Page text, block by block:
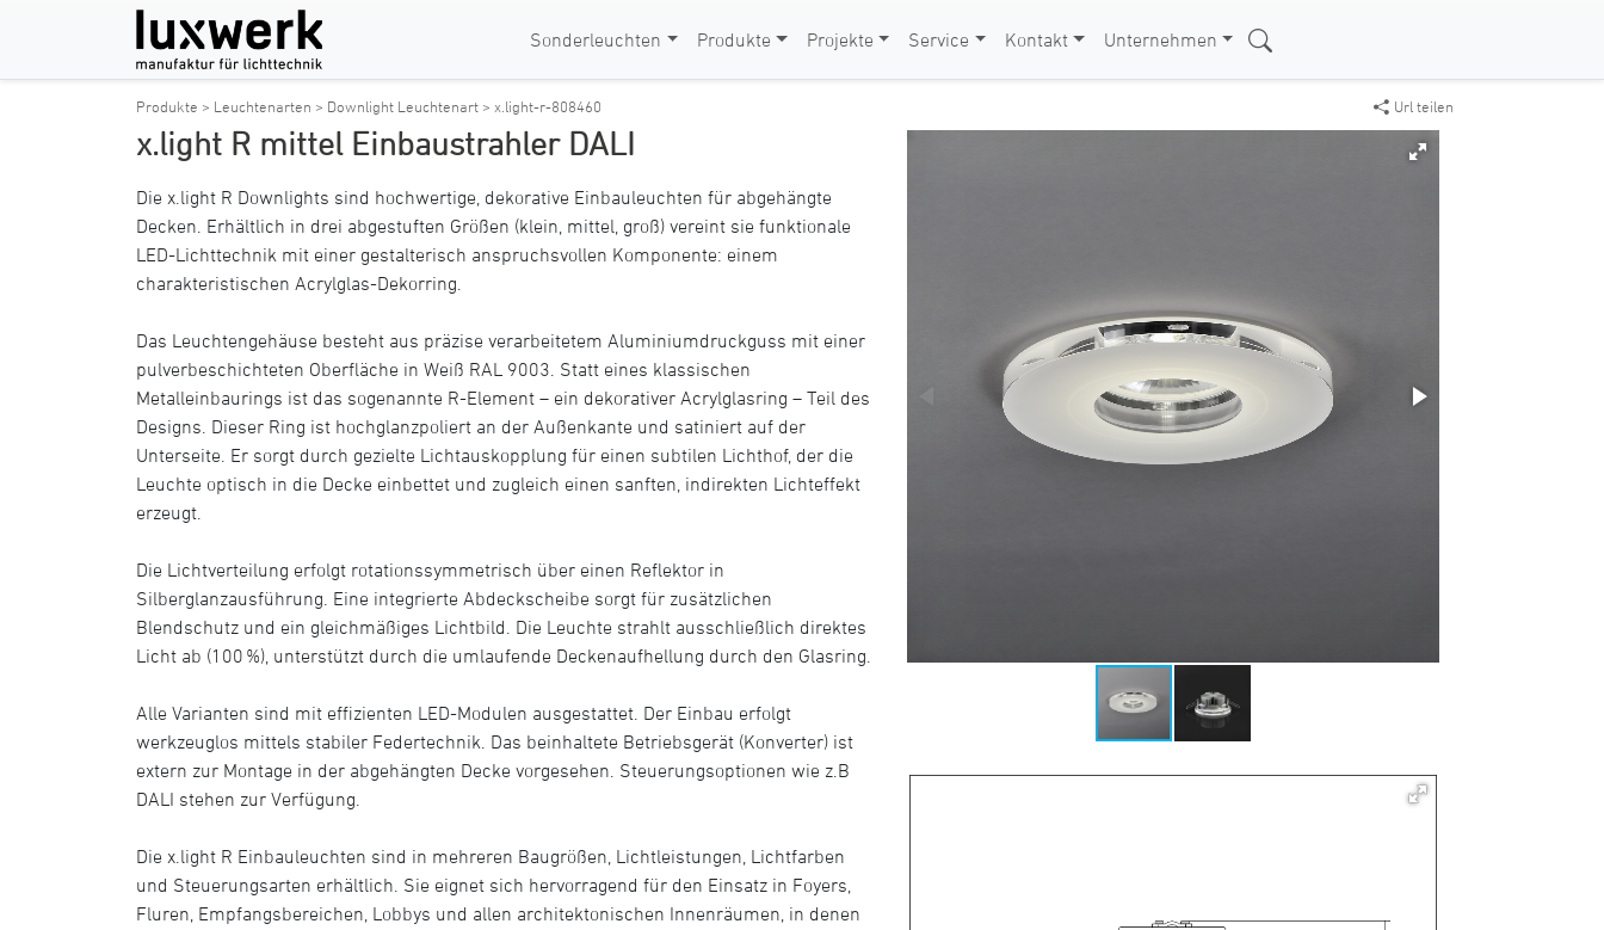
Sonderleuchten Produkte Projekte Service Kontakt Unternehmen
Produkte > Leuchtenarten > Downlight Leuchtenart > x.light-r-808460 Url teilen
x.light R mittel Einbaustrahler DALI
Die x.light R Downlights sind hochwertige, dekorative Einbauleuchten für abgehängte
Decken. Erhältlich in drei abgestuften Größen (klein, mittel, groß) vereint sie funktionale
LED-Lichttechnik mit einer gestalterisch anspruchsvollen Komponente: einem
charakteristischen Acrylglas-Dekorring.
Das Leuchtengehäuse besteht aus präzise verarbeitetem Aluminiumdruckguss mit einer
pulverbeschichteten Oberfläche in Weiß RAL 9003. Statt eines klassischen
Metalleinbaurings ist das sogenannte R-Element – ein dekorativer Acrylglasring – Teil des
Designs. Dieser Ring ist hochglanzpoliert an der Außenkante und satiniert auf der
Unterseite. Er sorgt durch gezielte Lichtauskopplung für einen subtilen Lichthof, der die
Leuchte optisch in die Decke einbettet und zugleich einen sanften, indirekten Lichteffekt
erzeugt.
Die Lichtverteilung erfolgt rotationssymmetrisch über einen Reflektor in
Silberglanzausführung. Eine integrierte Abdeckscheibe sorgt für zusätzlichen
Blendschutz und ein gleichmäßiges Lichtbild. Die Leuchte strahlt ausschließlich direktes
Licht ab (100 %), unterstützt durch die umlaufende Deckenaufhellung durch den Glasring.
Alle Varianten sind mit effizienten LED-Modulen ausgestattet. Der Einbau erfolgt
werkzeuglos mittels stabiler Federtechnik. Das beinhaltete Betriebsgerät (Konverter) ist
extern zur Montage in der abgehängten Decke vorgesehen. Steuerungsoptionen wie z.B
DALI stehen zur Verfügung.
Die x.light R Einbauleuchten sind in mehreren Baugrößen, Lichtleistungen, Lichtfarben
und Steuerungsarten erhältlich. Sie eignet sich hervorragend für den Einsatz in Foyers,
Fluren, Empfangsbereichen, Lobbys und allen architektonischen Innenräumen, in denen